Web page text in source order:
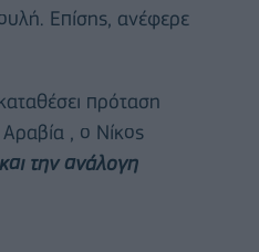
Επίσης, ανέφερε
πρόταση
, ο Νίκος
την ανάλογη